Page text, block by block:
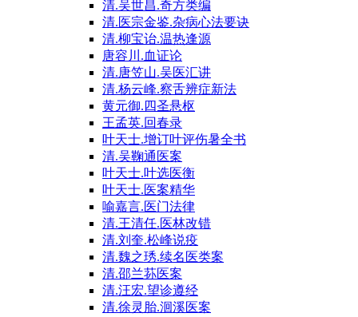
清.吴世昌.奇方类编
清.医宗金鉴.杂病心法要诀
清.柳宝诒.温热逢源
唐容川.血证论
清.唐笠山.吴医汇讲
清.杨云峰.察舌辨症新法
黄元御.四圣悬枢
王孟英.回春录
叶天士.增订叶评伤暑全书
清.吴鞠通医案
叶天士.叶选医衡
叶天士.医案精华
喻嘉言.医门法律
清.王清任.医林改错
清.刘奎.松峰说疫
清.魏之琇.续名医类案
清.邵兰荪医案
清.汪宏.望诊遵经
清.徐灵胎.洄溪医案